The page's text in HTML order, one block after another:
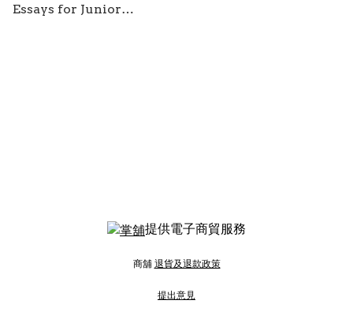
Essays for Junior
提供電子商貿服務
商舖 退貨及退款政策
提出意見